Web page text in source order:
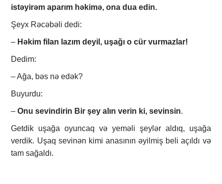
istəyirəm aparım həkimə, ona dua edin.
Şeyx Rəcəbəli dedi:
– Həkim filan lazım deyil, uşağı o cür vurmazlar!
Dedim:
– Ağa, bəs nə edək?
Buyurdu:
–Onu sevindirin Bir şey alın verin ki, sevinsin.
Getdik uşağa oyuncaq və yeməli şeylər aldıq, uşağa
verdik. Uşaq sevinən kimi anasının əyilmiş beli açıldı və
tam sağaldı.